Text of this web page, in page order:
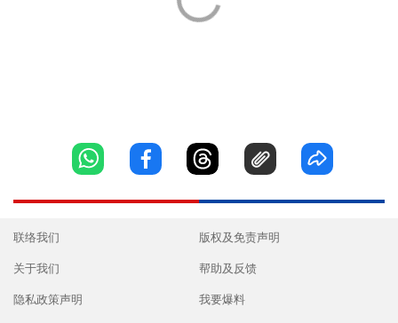
联络我们
关于我们
隐私政策声明
版权及免责声明
帮助及反馈
我要爆料